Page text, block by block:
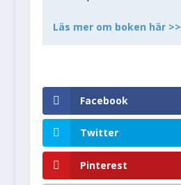
Läs mer om boken här >>
Facebook
Twitter
Pinterest